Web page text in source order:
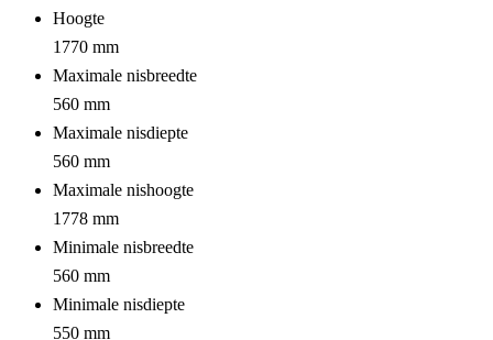
Hoogte
1770 mm
Maximale nisbreedte
560 mm
Maximale nisdiepte
560 mm
Maximale nishoogte
1778 mm
Minimale nisbreedte
560 mm
Minimale nisdiepte
550 mm